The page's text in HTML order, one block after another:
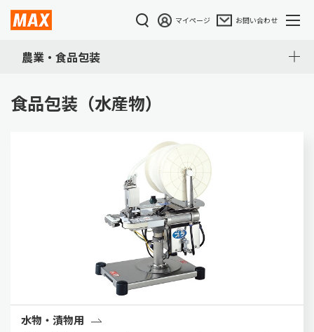
マイページ お問い合わせ
農業・食品包装
食品包装（水産物）
水物・漬物用